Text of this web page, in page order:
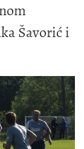
Šavorić i